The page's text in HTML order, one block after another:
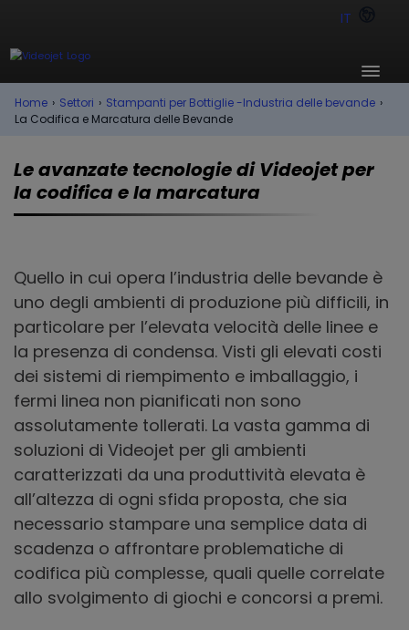
IT
Home › Settori › Stampanti per Bottiglie -Industria delle bevande ›
La Codifica e Marcatura delle Bevande
Le avanzate tecnologie di Videojet per
la codifica e la marcatura
Quello in cui opera l’industria delle bevande è
uno degli ambienti di produzione più difficili, in
particolare per l’elevata velocità delle linee e
la presenza di condensa. Visti gli elevati costi
dei sistemi di riempimento e imballaggio, i
fermi linea non pianificati non sono
assolutamente tollerati. La vasta gamma di
soluzioni di Videojet per gli ambienti
caratterizzati da una produttività elevata è
all’altezza di ogni sfida proposta, che sia
necessario stampare una semplice data di
scadenza o affrontare problematiche di
codifica più complesse, quali quelle correlate
allo svolgimento di giochi e concorsi a premi.